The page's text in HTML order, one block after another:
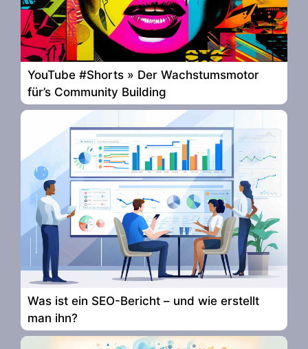
YouTube #Shorts » Der Wachstumsmotor
für’s Community Building
Was ist ein SEO-Bericht – und wie erstellt
man ihn?